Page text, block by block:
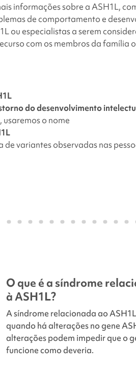
informações sobre a ASH1L,
de comportamento e
ou especialistas a serem
com os membros da família
do desenvolvimento
o nome
variantes observadas nas
O que é a síndrome
à ASH1L?
A síndrome relacionada ao AS
quando há alterações no gene
alterações podem impedir que o
funcione como deveria.